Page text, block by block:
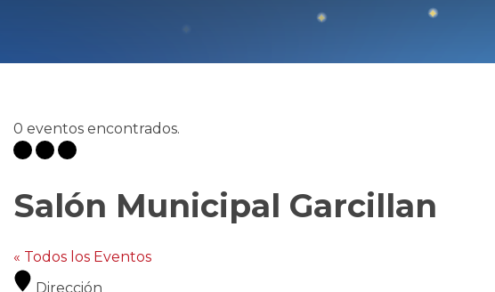
0 eventos encontrados.
Salón Municipal Garcillan
« Todos los Eventos
Dirección